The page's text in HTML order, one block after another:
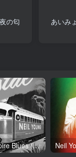
の匂
あいみ
Neil Young – Vampire Blues (Live) – Single(054391239303)【24bit／96.0kHz】土耳其区